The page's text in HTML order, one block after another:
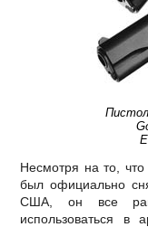
Несмотря на то,
был официально
США, он все
использоваться в